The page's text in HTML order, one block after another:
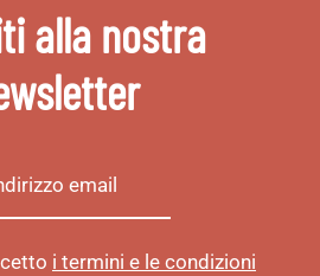
alla nostra
i termini e le condizioni